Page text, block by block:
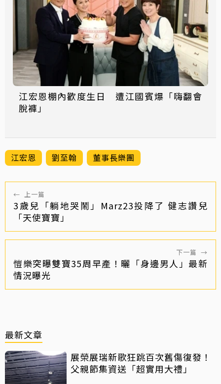
江宏恩棚內歡度生日 遭江國賓爆「嗨翻會
脫褲」
江宏恩 劉至翰 董事長樂團
← 上一篇
3歲兒「躺地哭鬧」Marz23投降了 健志讚兒
「天使寶寶」
下一篇 →
愷樂突曝雙寶35周早產！曬「身邊男人」最新
情況曝光
最新文章
展榮展瑞新歌狂跳百次舊傷復發！
父親節集資送「超實用大禮」